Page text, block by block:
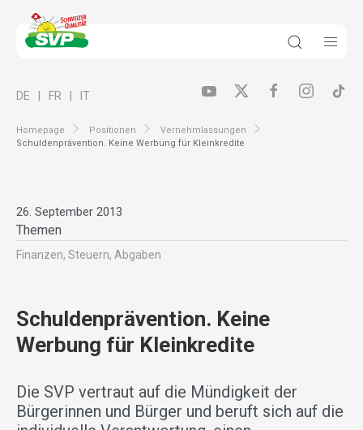
Homepage Positionen
Vernehmlassungen
Schuldenprävention. Keine Werbung für Kleinkredite
DE FR IT
26. September 2013
Themen
Finanzen, Steuern, Abgaben
Schuldenprävention. Keine
Werbung für Kleinkredite
Die SVP vertraut auf die Mündigkeit der
Bürgerinnen und Bürger und beruft sich auf die